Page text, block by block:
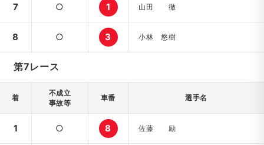
7 ○ 1 山田 徹
8 ○ 3 小林 悠樹
第7レース
着
不成立
事故等
車番 選手名
1 ○ 8 佐藤 励